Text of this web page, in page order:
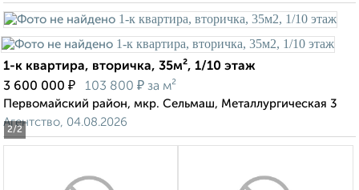
2/2
1-к квартира, вторичка, 35м², 1/10 этаж
3 600 000 ₽ 103 800 ₽ за м²
Первомайский район, мкр. Сельмаш, Металлургическая 3
Агентство, 04.08.2026